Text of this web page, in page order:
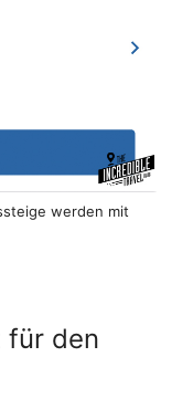
werden mit
für den